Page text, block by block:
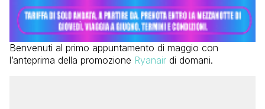
Benvenuti al primo appuntamento di maggio con
l’anteprima della promozione Ryanair di domani.